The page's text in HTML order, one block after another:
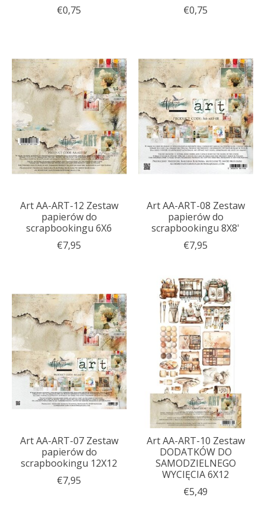
€0,75
€0,75
Art AA-ART-12 Zestaw
papierów do
scrapbookingu 6X6
€7,95
Art AA-ART-08 Zestaw
papierów do
scrapbookingu 8X8'
€7,95
Art AA-ART-07 Zestaw
papierów do
scrapbookingu 12X12
€7,95
Art AA-ART-10 Zestaw
DODATKÓW DO
SAMODZIELNEGO
WYCIĘCIA 6X12
€5,49